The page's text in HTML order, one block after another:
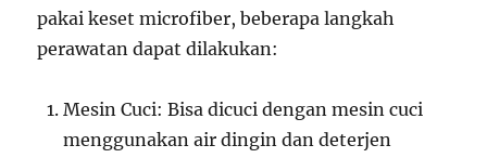
pakai keset microfiber, beberapa langkah
perawatan dapat dilakukan:
Mesin Cuci: Bisa dicuci dengan mesin cuci
menggunakan air dingin dan deterjen